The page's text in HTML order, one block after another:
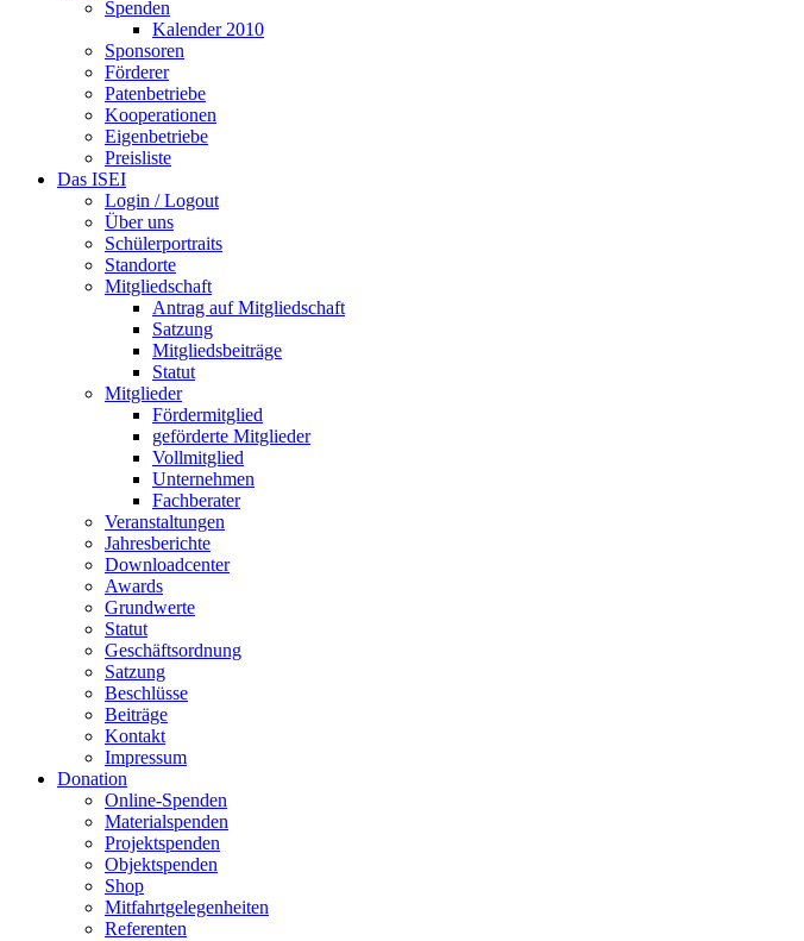
Spenden
Kalender 2010
Sponsoren
Förderer
Patenbetriebe
Kooperationen
Eigenbetriebe
Preisliste
Das ISEI
Login / Logout
Über uns
Schülerportraits
Standorte
Mitgliedschaft
Antrag auf Mitgliedschaft
Satzung
Mitgliedsbeiträge
Statut
Mitglieder
Fördermitglied
geförderte Mitglieder
Vollmitglied
Unternehmen
Fachberater
Veranstaltungen
Jahresberichte
Downloadcenter
Awards
Grundwerte
Statut
Geschäftsordnung
Satzung
Beschlüsse
Beiträge
Kontakt
Impressum
Donation
Online-Spenden
Materialspenden
Projektspenden
Objektspenden
Shop
Mitfahrtgelegenheiten
Referenten